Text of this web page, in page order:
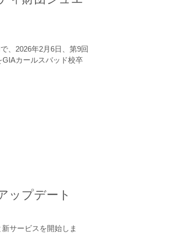
、2026年2月6日、第9回
GIAカールスバッド校卒
ップデート
サービスを開始しま